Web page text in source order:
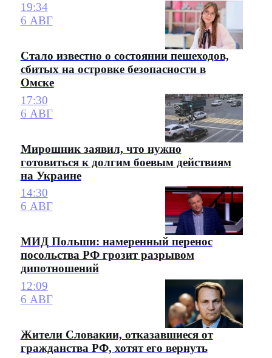
19:34
6 АВГ
Стало известно о состоянии пешеходов,
сбитых на островке безопасности в
Омске
17:30
6 АВГ
Мирошник заявил, что нужно
готовиться к долгим боевым действиям
на Украине
14:30
6 АВГ
МИД Польши: намеренный перенос
посольства РФ грозит разрывом
дипотношений
12:09
6 АВГ
Жители Словакии, отказавшиеся от
гражданства РФ, хотят его вернуть